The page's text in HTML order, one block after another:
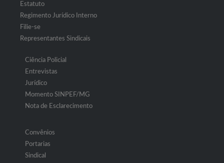
Estatuto
Regimento Jurídico Interno
Filie-se
Representantes Sindicais
Ciência Policial
Entrevistas
Jurídico
Momento SINPEF/MG
Nota de Esclarecimento
Convênios
Portarias
Sindical